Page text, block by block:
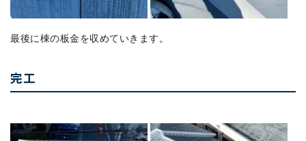
最後に棟の板金を収めていきます。
完工